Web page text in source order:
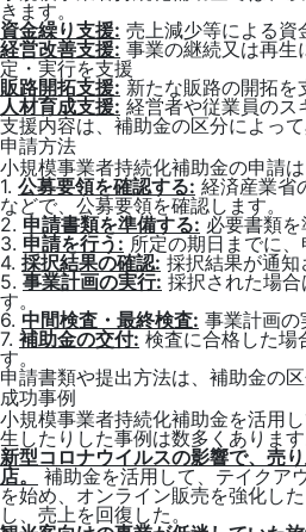
きます。
資金繰り支援: 売上減少等による資
経営改善支援: 事業の継続又は再生
定・実行を支援
販路開拓支援: 新たな販路の開拓を
人材育成支援: 経営者や従業員のス
支援内容は、補助金の区分によって
申請方法
小規模事業者持続化補助金の申請
1. 公募要領を確認する: 経済産業省
などで、公募要領を確認します。
2. 申請書類を準備する: 必要書類を
3. 申請を行う: 所定の期日までに、
4. 採択結果の確認: 採択結果が通知
5. 事業計画の実行: 採択された場
す。
6. 中間検査・最終検査: 事業計画の
7. 補助金の交付: 検査に合格した場
す。
申請書類や提出方法は、補助金の
成功事例
小規模事業者持続化補助金を活用
生したりした事例は数多くあります
新型コロナウイルスの影響で、売
店。
補助金を活用して、テイクア
を始め、オンライン販売を強化し
し、売上を回復した。